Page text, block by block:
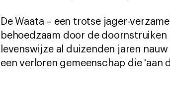
De Waata – een trotse jager-
behoedzaam door de
levenswijze al duizenden jaren
een verloren gemeenschap die 'aan